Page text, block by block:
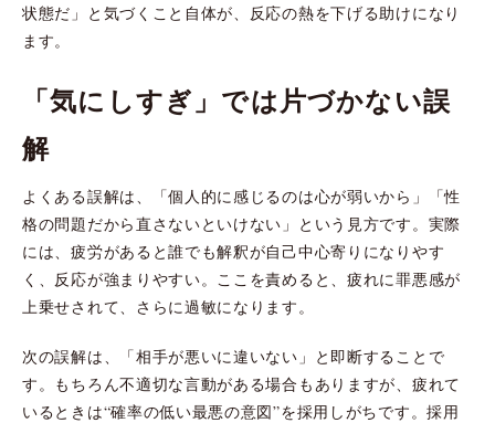
状態だ」と気づくこと自体が、反応の熱を下げる助けになり
ます。
「気にしすぎ」では片づかない誤
解
よくある誤解は、「個人的に感じるのは心が弱いから」「性
格の問題だから直さないといけない」という見方です。実際
には、疲労があると誰でも解釈が自己中心寄りになりやす
く、反応が強まりやすい。ここを責めると、疲れに罪悪感が
上乗せされて、さらに過敏になります。
次の誤解は、「相手が悪いに違いない」と即断することで
す。もちろん不適切な言動がある場合もありますが、疲れて
いるときは“確率の低い最悪の意図”を採用しがちです。採用